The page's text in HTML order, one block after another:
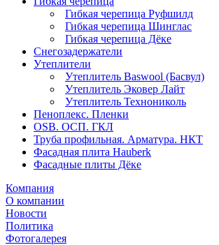
Гибкая черепица Руфшилд
Гибкая черепица Шинглас
Гибкая черепица Дёке
Снегозадержатели
Утеплители
Утеплитель Baswool (Басвул)
Утеплитель Эковер Лайт
Утеплитель Технониколь
Пеноплекс. Пленки
OSB. ОСП. ГКЛ
Труба профильная. Арматура. НКТ
Фасадная плита Hauberk
Фасадные плиты Дёке
Компания
О компании
Новости
Политика
Фотогалерея